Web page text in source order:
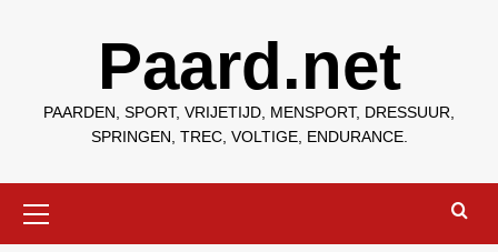
Paard.net
PAARDEN, SPORT, VRIJETIJD, MENSPORT, DRESSUUR,
SPRINGEN, TREC, VOLTIGE, ENDURANCE.
menu